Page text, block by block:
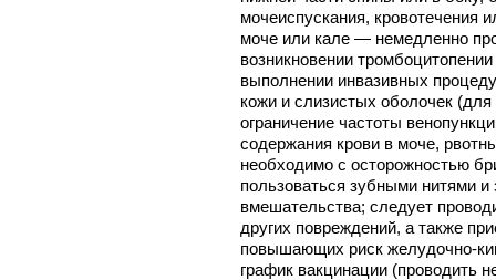
мочеиспускания, кровотечения
моче или кале — немедленно
возникновении
выполнении инвазивных
кожи и слизистых оболочек
ограничение частоты
содержания крови в моче,
необходимо с осторожностью
пользоваться зубными нитями и
вмешательства; следует
других повреждений, а также
повышающих риск желудочно-
график вакцинации (проводить